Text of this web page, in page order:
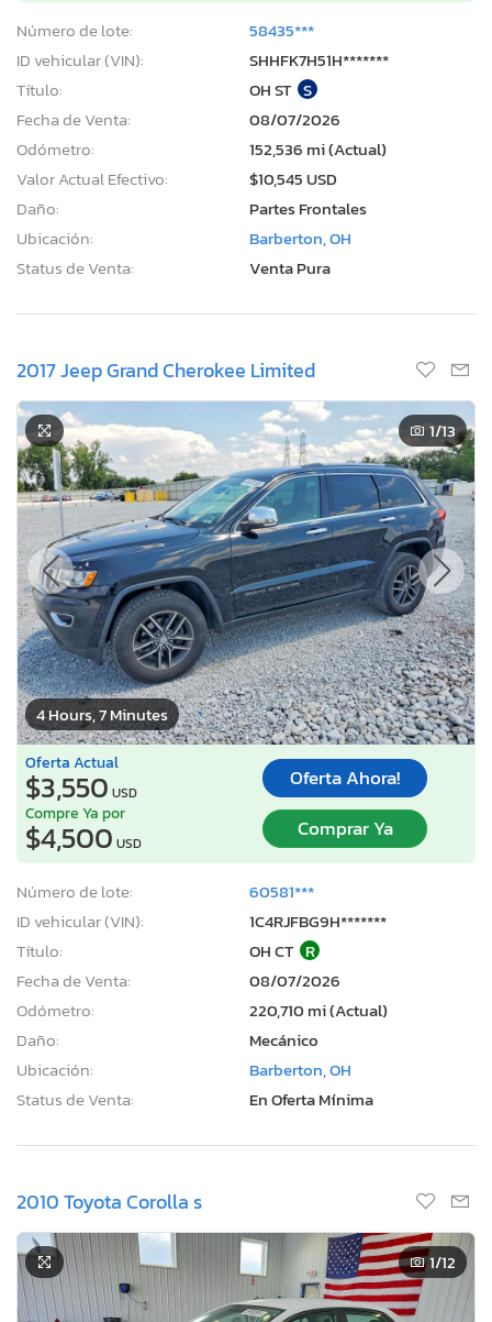
Número de lote:
58435***
ID vehicular (VIN):
SHHFK7H51H*******
Título:
OH ST S
Fecha de Venta:
08/07/2026
Odómetro:
152,536 mi (Actual)
Valor Actual Efectivo:
$10,545 USD
Daño:
Partes Frontales
Ubicación:
Barberton, OH
Status de Venta:
Venta Pura
2017 Jeep Grand Cherokee Limited
4 Hours, 7 Minutes
1/13
Oferta Actual
$3,550 USD
Oferta Ahora!
Compre Ya por
$4,500 USD
Comprar Ya
Número de lote:
60581***
ID vehicular (VIN):
1C4RJFBG9H*******
Título:
OH CT R
Fecha de Venta:
08/07/2026
Odómetro:
220,710 mi (Actual)
Daño:
Mecánico
Ubicación:
Barberton, OH
Status de Venta:
En Oferta Mínima
2010 Toyota Corolla s
1/12